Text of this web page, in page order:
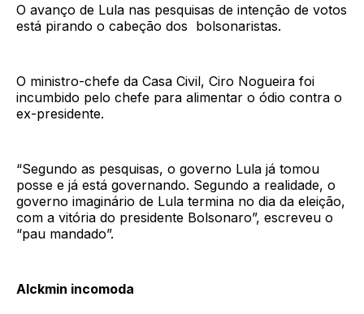
O avanço de Lula nas pesquisas de intenção de votos
está pirando o cabeção dos bolsonaristas.
O ministro-chefe da Casa Civil, Ciro Nogueira foi
incumbido pelo chefe para alimentar o ódio contra o
ex-presidente.
“Segundo as pesquisas, o governo Lula já tomou
posse e já está governando. Segundo a realidade, o
governo imaginário de Lula termina no dia da eleição,
com a vitória do presidente Bolsonaro”, escreveu o
“pau mandado”.
Alckmin incomoda